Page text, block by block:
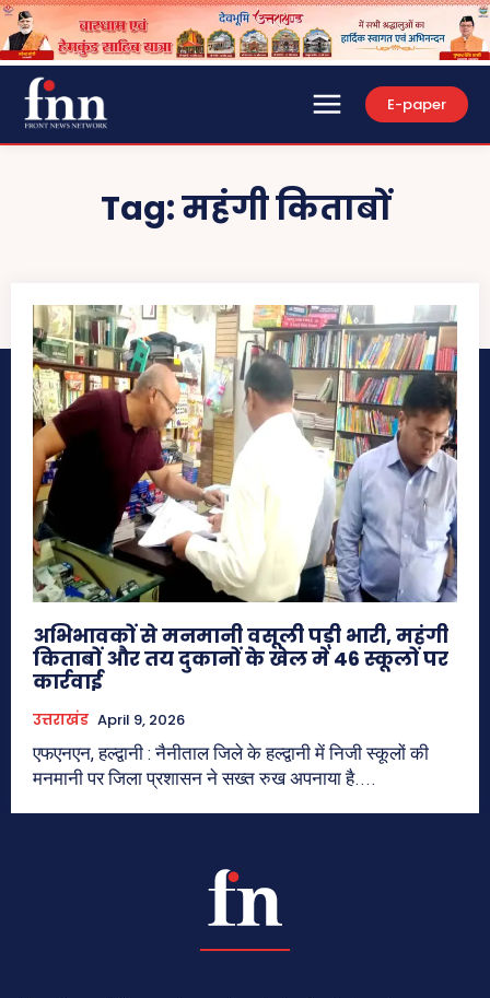
E-paper
Tag:महंगी किताबों
अभिभावकों से मनमानी वसूली पड़ी भारी, महंगी
किताबों और तय दुकानों के खेल में 46 स्कूलों पर
कार्रवाई
उत्तराखंड April 9, 2026
एफएनएन, हल्द्वानी : नैनीताल जिले के हल्द्वानी में निजी स्कूलों की
मनमानी पर जिला प्रशासन ने सख्त रुख अपनाया है....